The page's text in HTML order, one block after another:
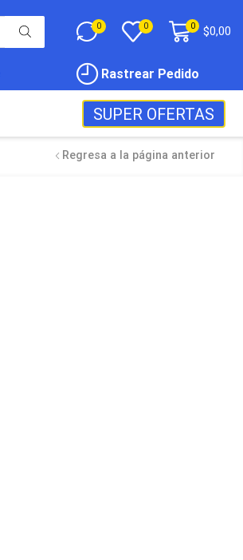
0 0 0 $0,00
Rastrear Pedido
SUPER OFERTAS
Regresa a la página anterior